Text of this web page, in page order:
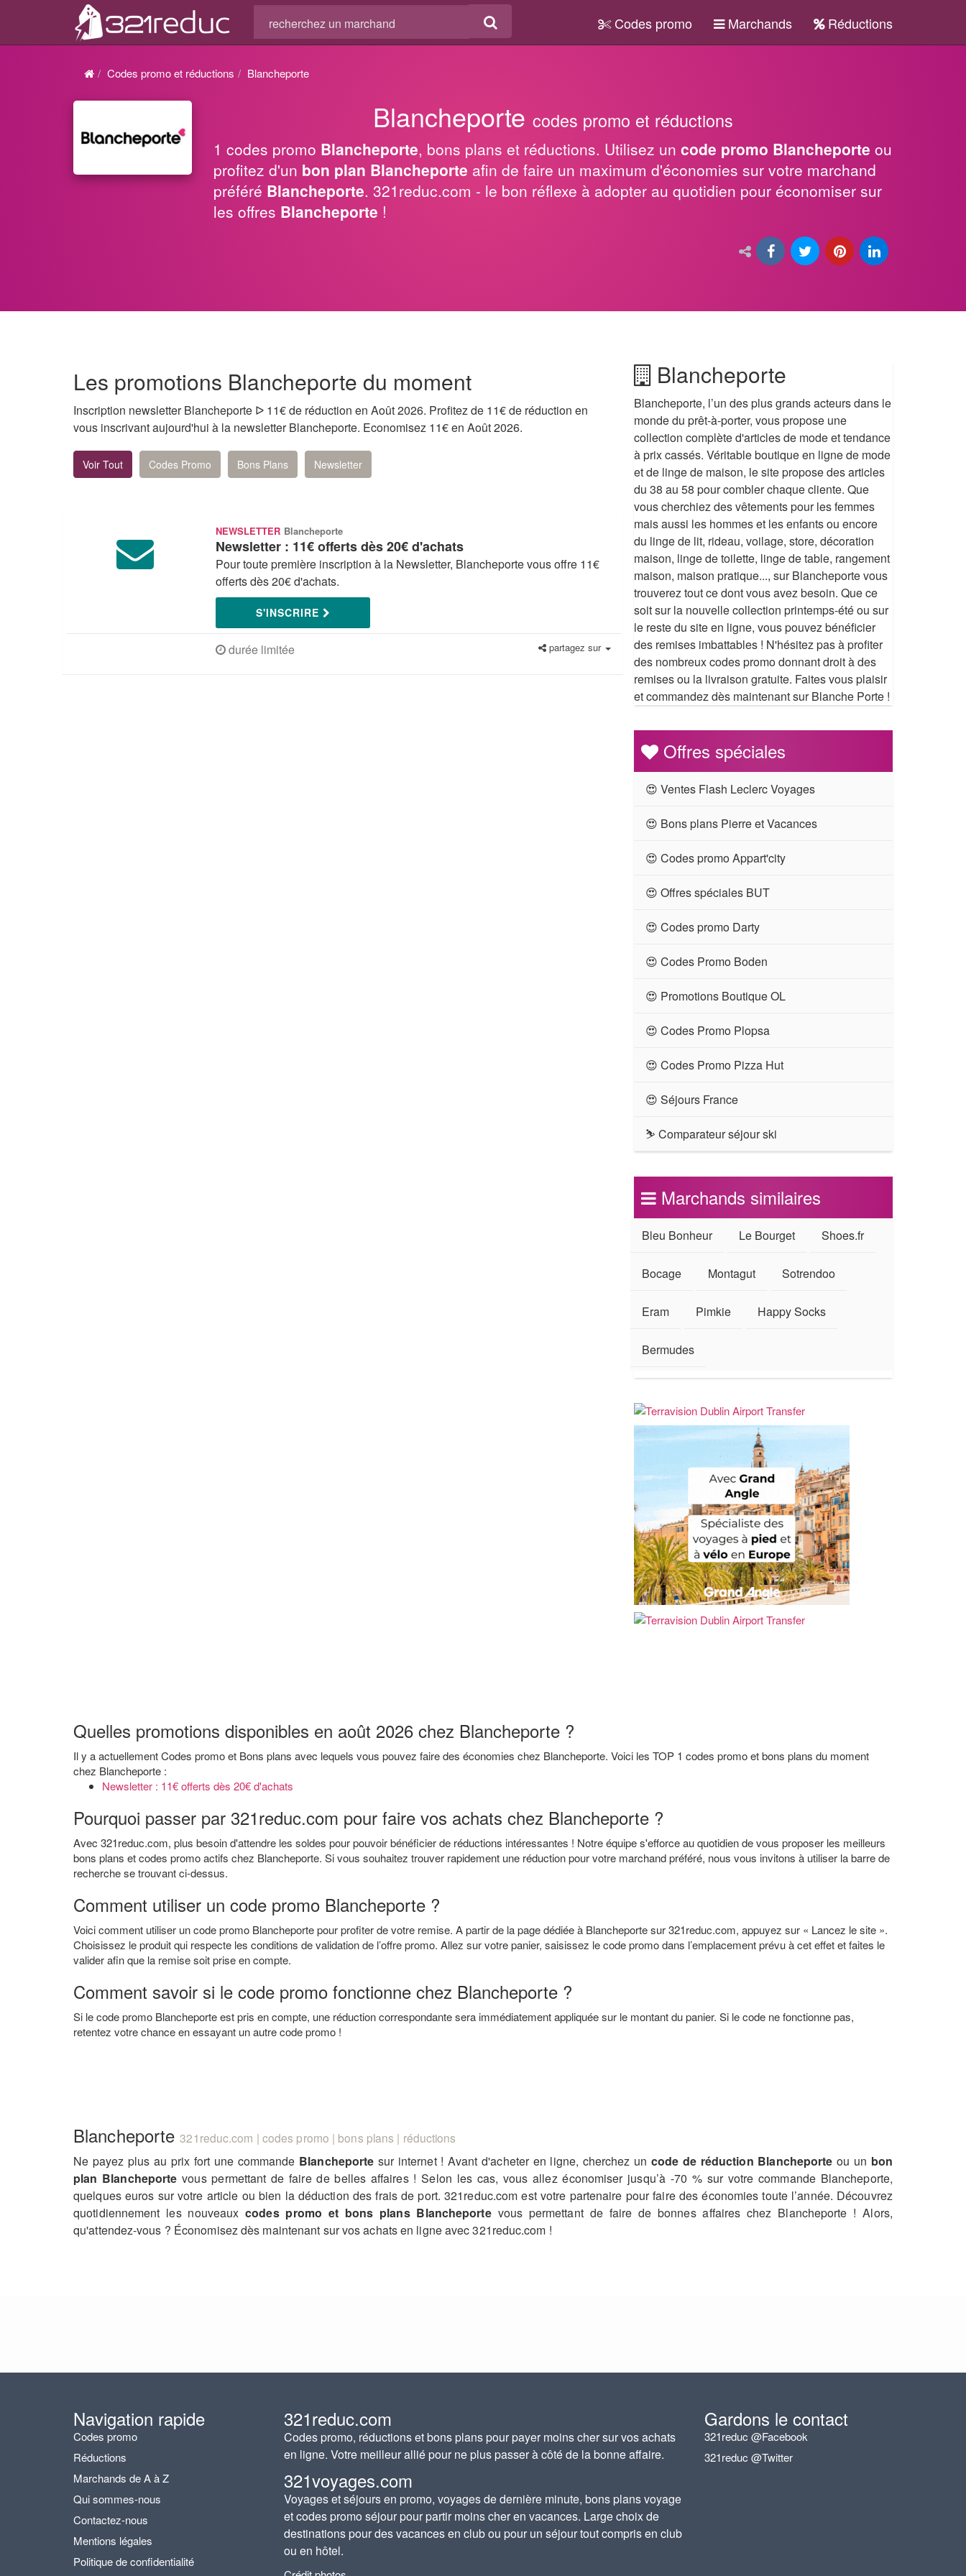
Codes promo Marchands Réductions
Codes promo et réductions Blancheporte
Blancheporte codes promo et réductions
1 codes promo Blancheporte, bons plans et réductions. Utilisez un code promo Blancheporte ou
profitez d'un bon plan Blancheporte afin de faire un maximum d'économies sur votre marchand
préféré Blancheporte. 321reduc.com - le bon réflexe à adopter au quotidien pour économiser sur
les offres Blancheporte !
Les promotions Blancheporte du moment
Inscription newsletter Blancheporte ᐅ 11€ de réduction en Août 2026. Profitez de 11€ de réduction en
vous inscrivant aujourd'hui à la newsletter Blancheporte. Economisez 11€ en Août 2026.
Voir Tout Codes Promo Bons Plans Newsletter
NEWSLETTER Blancheporte
Newsletter : 11€ offerts dès 20€ d'achats
Pour toute première inscription à la Newsletter, Blancheporte vous offre 11€
offerts dès 20€ d'achats.
S'INSCRIRE
durée limitée partagez sur
Blancheporte
Blancheporte, l’un des plus grands acteurs dans le
monde du prêt-à-porter, vous propose une
collection complète d'articles de mode et tendance
à prix cassés. Véritable boutique en ligne de mode
et de linge de maison, le site propose des articles
du 38 au 58 pour combler chaque cliente. Que
vous cherchiez des vêtements pour les femmes
mais aussi les hommes et les enfants ou encore
du linge de lit, rideau, voilage, store, décoration
maison, linge de toilette, linge de table, rangement
maison, maison pratique..., sur Blancheporte vous
trouverez tout ce dont vous avez besoin. Que ce
soit sur la nouvelle collection printemps-été ou sur
le reste du site en ligne, vous pouvez bénéficier
des remises imbattables ! N'hésitez pas à profiter
des nombreux codes promo donnant droit à des
remises ou la livraison gratuite. Faites vous plaisir
et commandez dès maintenant sur Blanche Porte !
Offres spéciales
😍 Ventes Flash Leclerc Voyages
😍 Bons plans Pierre et Vacances
😍 Codes promo Appart'city
😍 Offres spéciales BUT
😍 Codes promo Darty
😍 Codes Promo Boden
😍 Promotions Boutique OL
😍 Codes Promo Plopsa
😍 Codes Promo Pizza Hut
😍 Séjours France
⛷ Comparateur séjour ski
Marchands similaires
Bleu Bonheur Le Bourget Shoes.fr
Bocage Montagut Sotrendoo
Eram Pimkie Happy Socks
Bermudes
Quelles promotions disponibles en août 2026 chez Blancheporte ?
Il y a actuellement Codes promo et Bons plans avec lequels vous pouvez faire des économies chez Blancheporte. Voici les TOP 1 codes promo et bons plans du moment
chez Blancheporte :
Newsletter : 11€ offerts dès 20€ d'achats
Pourquoi passer par 321reduc.com pour faire vos achats chez Blancheporte ?
Avec 321reduc.com, plus besoin d'attendre les soldes pour pouvoir bénéficier de réductions intéressantes ! Notre équipe s'efforce au quotidien de vous proposer les meilleurs
bons plans et codes promo actifs chez Blancheporte. Si vous souhaitez trouver rapidement une réduction pour votre marchand préféré, nous vous invitons à utiliser la barre de
recherche se trouvant ci-dessus.
Comment utiliser un code promo Blancheporte ?
Voici comment utiliser un code promo Blancheporte pour profiter de votre remise. A partir de la page dédiée à Blancheporte sur 321reduc.com, appuyez sur « Lancez le site ».
Choisissez le produit qui respecte les conditions de validation de l’offre promo. Allez sur votre panier, saisissez le code promo dans l’emplacement prévu à cet effet et faites le
valider afin que la remise soit prise en compte.
Comment savoir si le code promo fonctionne chez Blancheporte ?
Si le code promo Blancheporte est pris en compte, une réduction correspondante sera immédiatement appliquée sur le montant du panier. Si le code ne fonctionne pas,
retentez votre chance en essayant un autre code promo !
Blancheporte321reduc.com | codes promo | bons plans | réductions
Ne payez plus au prix fort une commande Blancheporte sur internet ! Avant d'acheter en ligne, cherchez un code de réduction Blancheporte ou un bon
plan Blancheporte vous permettant de faire de belles affaires ! Selon les cas, vous allez économiser jusqu’à -70 % sur votre commande Blancheporte,
quelques euros sur votre article ou bien la déduction des frais de port. 321reduc.com est votre partenaire pour faire des économies toute l’année. Découvrez
quotidiennement les nouveauxcodes promo et bons plans Blancheportevous permettant de faire de bonnes affaires chez Blancheporte ! Alors,
qu'attendez-vous ? Économisez dès maintenant sur vos achats en ligne avec 321reduc.com !
Navigation rapide
Codes promo
Réductions
Marchands de A à Z
Qui sommes-nous
Contactez-nous
Mentions légales
Politique de confidentialité
321reduc.com
Codes promo, réductions et bons plans pour payer moins cher sur vos achats
en ligne. Votre meilleur allié pour ne plus passer à côté de la bonne affaire.
321voyages.com
Voyages et séjours en promo, voyages de dernière minute, bons plans voyage
et codes promo séjour pour partir moins cher en vacances. Large choix de
destinations pour des vacances en club ou pour un séjour tout compris en club
ou en hôtel.
Gardons le contact
321reduc @Facebook
321reduc @Twitter